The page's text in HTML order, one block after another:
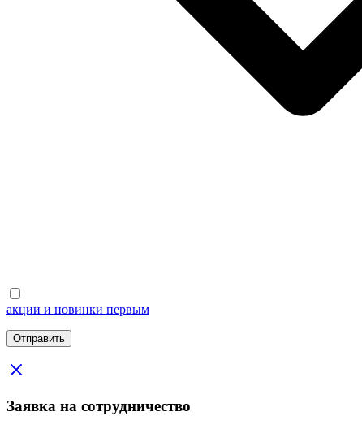
акции и новинки первым
Заявка на сотрудничество